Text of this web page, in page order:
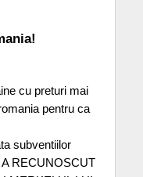
cu preturi mai
pentru ca
subventiilor
RECUNOSCUT